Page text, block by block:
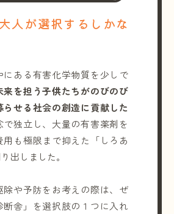
人が選択するしかな
にある有害化学物質を少しで
来を担う子供たちがのびのび
らせる社会の創造に貢献した
で独立し、大量の有害薬剤を
用も極限まで抑えた「しろあ
出しました。
除や予防をお考えの際は、ぜ
断舎」を選択肢の１つに入れ